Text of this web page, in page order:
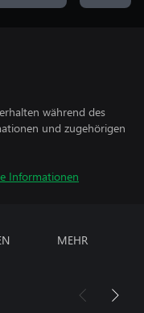
während des
und zugehörigen
Informationen
MEHR